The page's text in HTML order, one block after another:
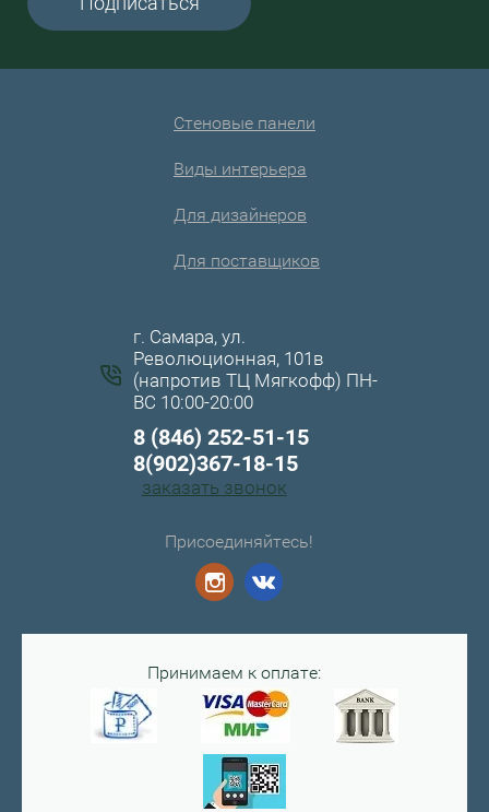
Стеновые панели
Виды интерьера
Для дизайнеров
Для поставщиков
г. Самара, ул.
Революционная, 101в
(напротив ТЦ Мягкофф) ПН-
ВС 10:00-20:00
8 (846) 252-51-15
8(902)367-18-15
заказать звонок
Присоединяйтесь!
Принимаем к оплате: